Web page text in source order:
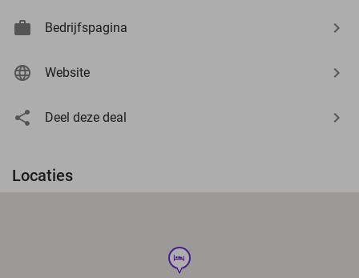
Bedrijfspagina
Website
Deel deze deal
Locaties
hotel